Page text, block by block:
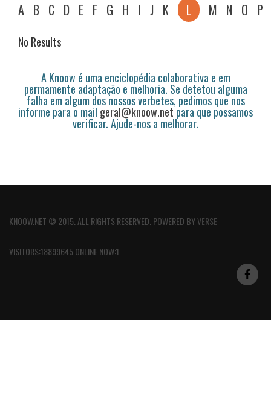
A B C D E F G H I J K L M N O P
No Results
A Knoow é uma enciclopédia colaborativa e em
permamente adaptação e melhoria. Se detetou alguma
falha em algum dos nossos verbetes, pedimos que nos
informe para o mail geral@knoow.netpara que possamos
verificar. Ajude-nos a melhorar.
KNOOW.NET © 2015. ALL RIGHTS RESERVED. POWERED BYVERSE
VISITORS:18899645 ONLINE NOW:1